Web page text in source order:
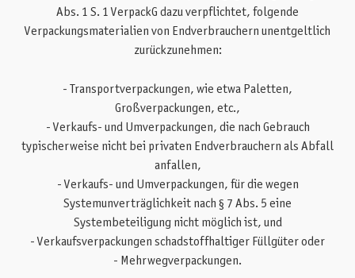
Abs. 1 S. 1 VerpackG dazu verpflichtet, folgende
Verpackungsmaterialien von Endverbrauchern unentgeltlich
zurückzunehmen:
- Transportverpackungen, wie etwa Paletten,
Großverpackungen, etc.,
- Verkaufs- und Umverpackungen, die nach Gebrauch
typischerweise nicht bei privaten Endverbrauchern als Abfall
anfallen,
- Verkaufs- und Umverpackungen, für die wegen
Systemunverträglichkeit nach § 7 Abs. 5 eine
Systembeteiligung nicht möglich ist, und
- Verkaufsverpackungen schadstoffhaltiger Füllgüter oder
- Mehrwegverpackungen.